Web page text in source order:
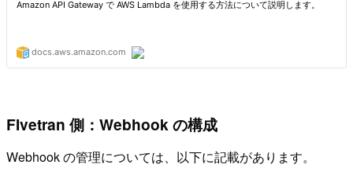
FIvetran 側：Webhook の構成
Webhook の管理については、以下に記載があります。